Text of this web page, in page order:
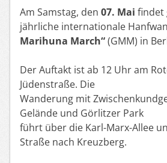
Am Samstag, den 07. Mai findet
jährliche internationale
Marihuna March“(GMM) in
Der Auftakt ist ab 12 Uhr am
Jüdenstraße. Die
Wanderung mit
Gelände und Görlitzer Park
führt über die Karl-Marx-Allee
Straße nach Kreuzberg.